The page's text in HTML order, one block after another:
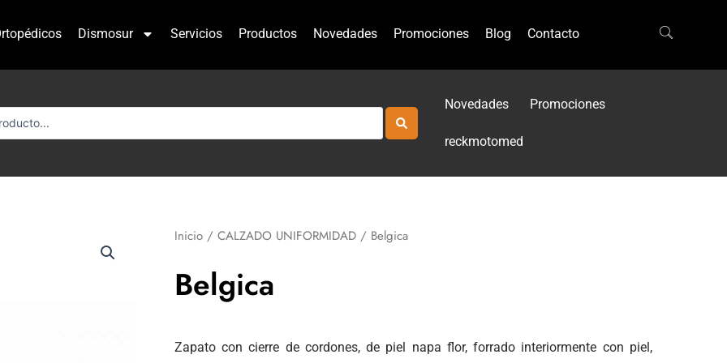
Dismosur Servicios Productos Novedades Promociones Blog Contacto
Novedades Promociones
reckmotomed
Inicio/ CALZADO UNIFORMIDAD/ Belgica
Belgica
Zapato con cierre de cordones, de piel napa flor, forrado interiormente con piel,